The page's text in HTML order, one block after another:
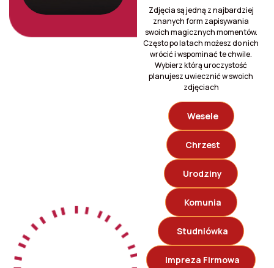
Zdjęcia są jedną z najbardziej
znanych form zapisywania
swoich magicznych momentów.
Często po latach możesz do nich
wrócić i wspominać te chwile.
Wybierz którą uroczystość
planujesz uwiecznić w swoich
zdjęciach
Wesele
Chrzest
Urodziny
Komunia
Studniówka
Impreza Firmowa